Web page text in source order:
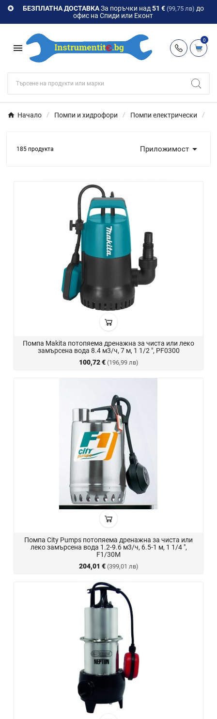
 БЕЗПЛАТНА ДОСТАВКАЗа поръчки над 51 € (99,75 лв) до
офис на Спиди или Еконт

0
Начало Помпи и хидрофори Помпи електрически
185 продукта Приложимост 
Помпа Makita потопяема дренажна за чиста или леко
замърсена вода 8.4 м3/ч, 7 м, 1 1/2 ", PF0300
100,72 € (196,99 лв)
Помпа City Pumps потопяема дренажна за чиста или
леко замърсена вода 1.2-9.6 м3/ч, 6.5-1 м, 1 1/4 ",
F1/30M
204,01 € (399,01 лв)